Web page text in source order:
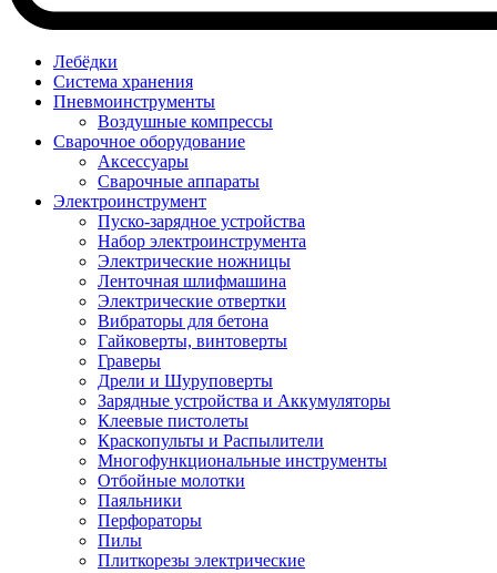
Лебёдки
Система хранения
Пневмоинструменты
Воздушные компрессы
Сварочное оборудование
Аксессуары
Сварочные аппараты
Электроинструмент
Пуско-зарядное устройства
Набор электроинструмента
Электрические ножницы
Ленточная шлифмашина
Электрические отвертки
Вибраторы для бетона
Гайковерты, винтоверты
Граверы
Дрели и Шуруповерты
Зарядные устройства и Аккумуляторы
Клеевые пистолеты
Краскопульты и Распылители
Многофункциональные инструменты
Отбойные молотки
Паяльники
Перфораторы
Пилы
Плиткорезы электрические